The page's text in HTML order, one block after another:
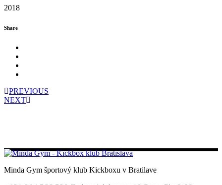
2018
Share
PREVIOUS
NEXT
Minda Gym športový klub Kickboxu v Bratilave